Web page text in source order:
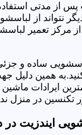
از مدتی
نتواند از
مرکز تعمیر
ساده و
همین دلیل
ایرادات
نداشته باشید.
ایندزیت در